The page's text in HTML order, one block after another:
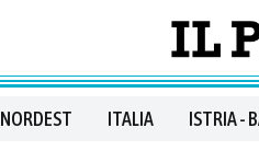
NORDEST ITALIA ISTRIA -